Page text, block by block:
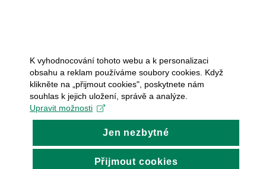
K vyhodnocování tohoto webu a k personalizaci
obsahu a reklam používáme soubory cookies. Když
klikněte na „přijmout cookies", poskytnete nám
souhlas k jejich uložení, správě a analýze.
Upravit možnosti
Jen nezbytné
Přijmout cookies